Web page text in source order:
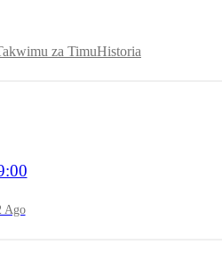
za TimuHistoria
Ago